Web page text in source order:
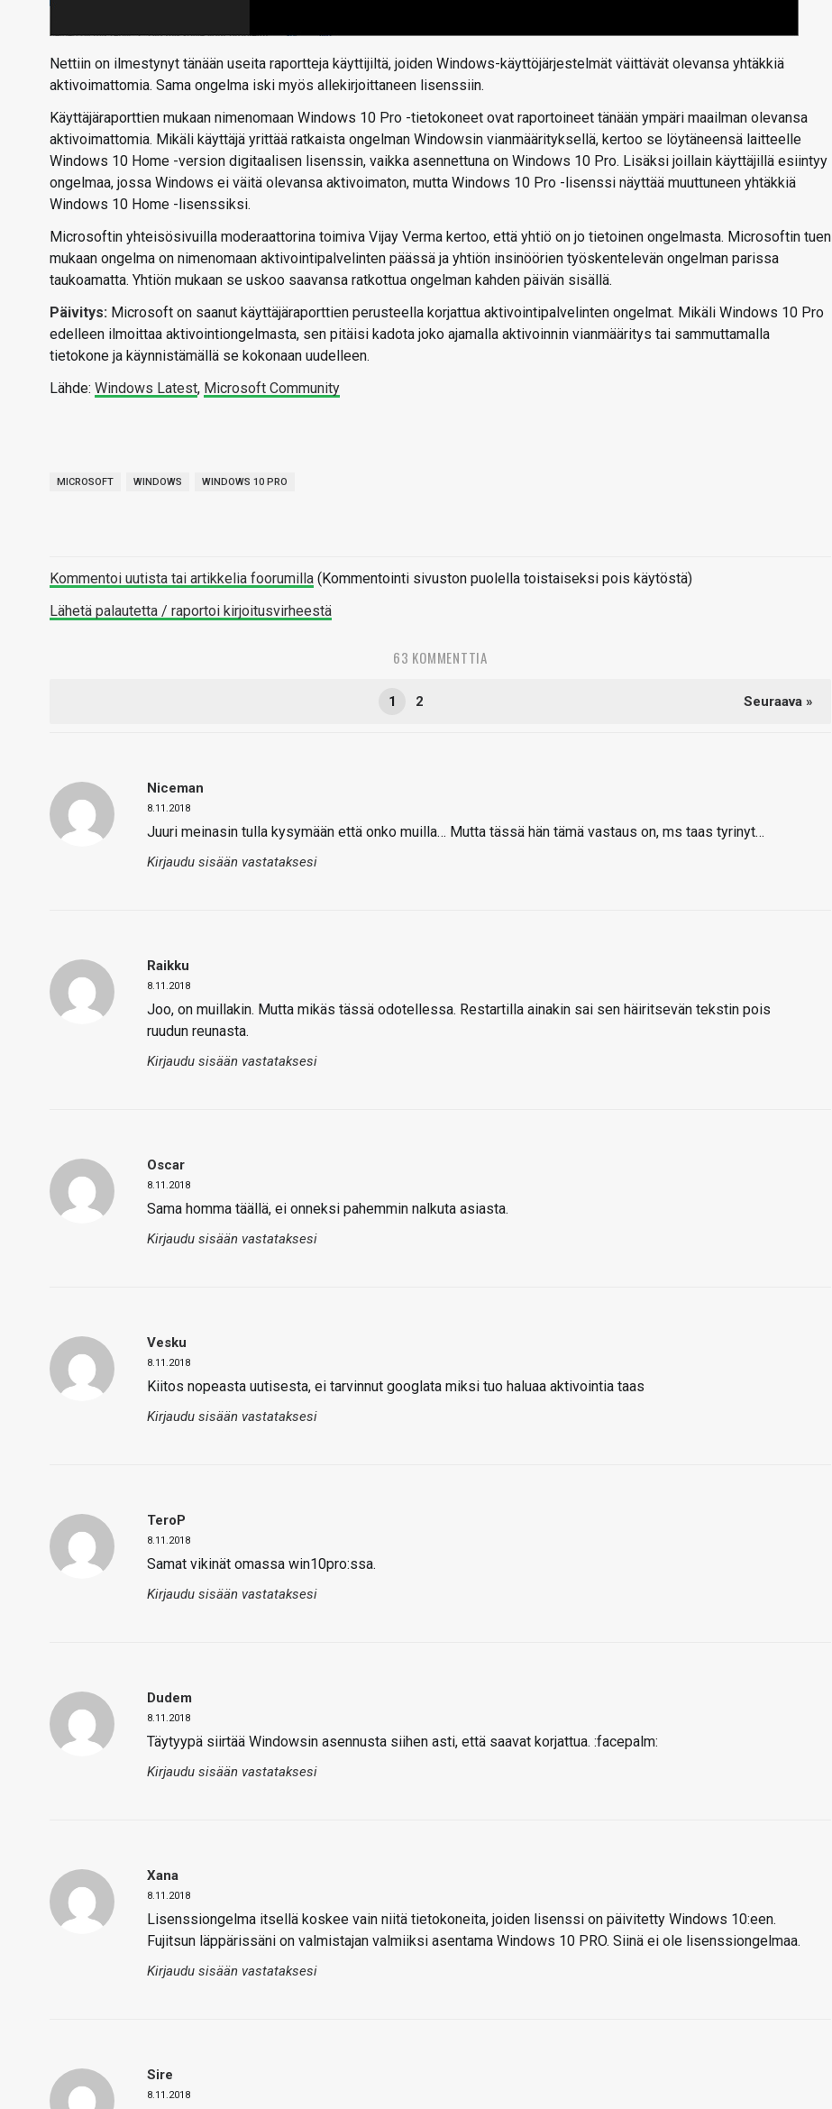
Nettiin on ilmestynyt tänään useita raportteja käyttijiltä, joiden Windows-käyttöjärjestelmät väittävät olevansa yhtäkkiä
aktivoimattomia. Sama ongelma iski myös allekirjoittaneen lisenssiin.
Käyttäjäraporttien mukaan nimenomaan Windows 10 Pro -tietokoneet ovat raportoineet tänään ympäri maailman olevansa
aktivoimattomia. Mikäli käyttäjä yrittää ratkaista ongelman Windowsin vianmäärityksellä, kertoo se löytäneensä laitteelle
Windows 10 Home -version digitaalisen lisenssin, vaikka asennettuna on Windows 10 Pro. Lisäksi joillain käyttäjillä esiintyy
ongelmaa, jossa Windows ei väitä olevansa aktivoimaton, mutta Windows 10 Pro -lisenssi näyttää muuttuneen yhtäkkiä
Windows 10 Home -lisenssiksi.
Microsoftin yhteisösivuilla moderaattorina toimiva Vijay Verma kertoo, että yhtiö on jo tietoinen ongelmasta. Microsoftin tuen
mukaan ongelma on nimenomaan aktivointipalvelinten päässä ja yhtiön insinöörien työskentelevän ongelman parissa
taukoamatta. Yhtiön mukaan se uskoo saavansa ratkottua ongelman kahden päivän sisällä.
Päivitys: Microsoft on saanut käyttäjäraporttien perusteella korjattua aktivointipalvelinten ongelmat. Mikäli Windows 10 Pro
edelleen ilmoittaa aktivointiongelmasta, sen pitäisi kadota joko ajamalla aktivoinnin vianmääritys tai sammuttamalla
tietokone ja käynnistämällä se kokonaan uudelleen.
Lähde: Windows Latest, Microsoft Community
MICROSOFT WINDOWS WINDOWS 10 PRO
Kommentoi uutista tai artikkelia foorumilla (Kommentointi sivuston puolella toistaiseksi pois käytöstä)
Lähetä palautetta / raportoi kirjoitusvirheestä
63 KOMMENTTIA
1 2 Seuraava »
Niceman
8.11.2018
Juuri meinasin tulla kysymään että onko muilla… Mutta tässä hän tämä vastaus on, ms taas tyrinyt…
Kirjaudu sisään vastataksesi
Raikku
8.11.2018
Joo, on muillakin. Mutta mikäs tässä odotellessa. Restartilla ainakin sai sen häiritsevän tekstin pois
ruudun reunasta.
Kirjaudu sisään vastataksesi
Oscar
8.11.2018
Sama homma täällä, ei onneksi pahemmin nalkuta asiasta.
Kirjaudu sisään vastataksesi
Vesku
8.11.2018
Kiitos nopeasta uutisesta, ei tarvinnut googlata miksi tuo haluaa aktivointia taas
Kirjaudu sisään vastataksesi
TeroP
8.11.2018
Samat vikinät omassa win10pro:ssa.
Kirjaudu sisään vastataksesi
Dudem
8.11.2018
Täytyypä siirtää Windowsin asennusta siihen asti, että saavat korjattua. :facepalm:
Kirjaudu sisään vastataksesi
Xana
8.11.2018
Lisenssiongelma itsellä koskee vain niitä tietokoneita, joiden lisenssi on päivitetty Windows 10:een.
Fujitsun läppärissäni on valmistajan valmiiksi asentama Windows 10 PRO. Siinä ei ole lisenssiongelmaa.
Kirjaudu sisään vastataksesi
Sire
8.11.2018